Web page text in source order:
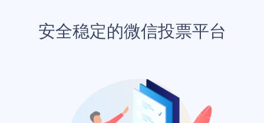
安全稳定的微信投票平台